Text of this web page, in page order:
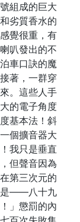
組成的巨大
劣質香水的
覺很重，有
叭發出的不
車口訣的魔
著，一群穿
。這些人手
的電子角度
基本法！斜
個擴音器大
我只是垂直
但聲音因為
第三次元的
是——八十九
」懲罰的內